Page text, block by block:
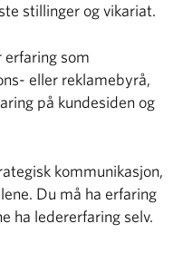
stillinger og vikariat.
erfaring som
eller reklamebyrå,
på kundesiden og
kommunikasjon,
Du må ha erfaring
ha ledererfaring selv.